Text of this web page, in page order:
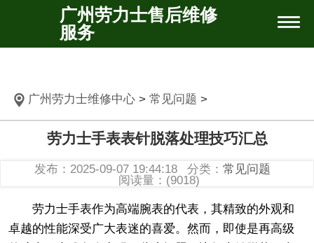
广州劳力士售后维修
服务
广州劳力士维修中心> 常见问题 >
劳力士手表表针脱落处理技巧汇总
发布：2025-09-07 19:44:18 分类： 常见问题
阅读量：(9018)
劳力士手表作为高端腕表的代表，其精致的外观和
卓越的性能深受广大表迷的喜爱。然而，即使是再高级